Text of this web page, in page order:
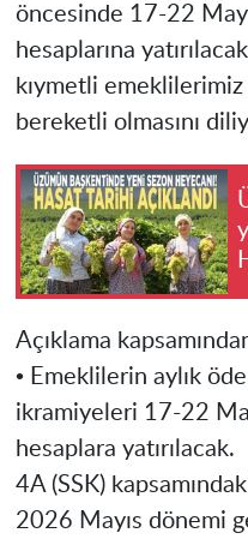
öncesinde 17-22
hesaplarına
kıymetli
bereketli olmasını
Açıklama
• Emeklilerin aylık
ikramiyeleri 17-22
hesaplara yatırılacak.
4A (SSK)
2026 Mayıs dönemi